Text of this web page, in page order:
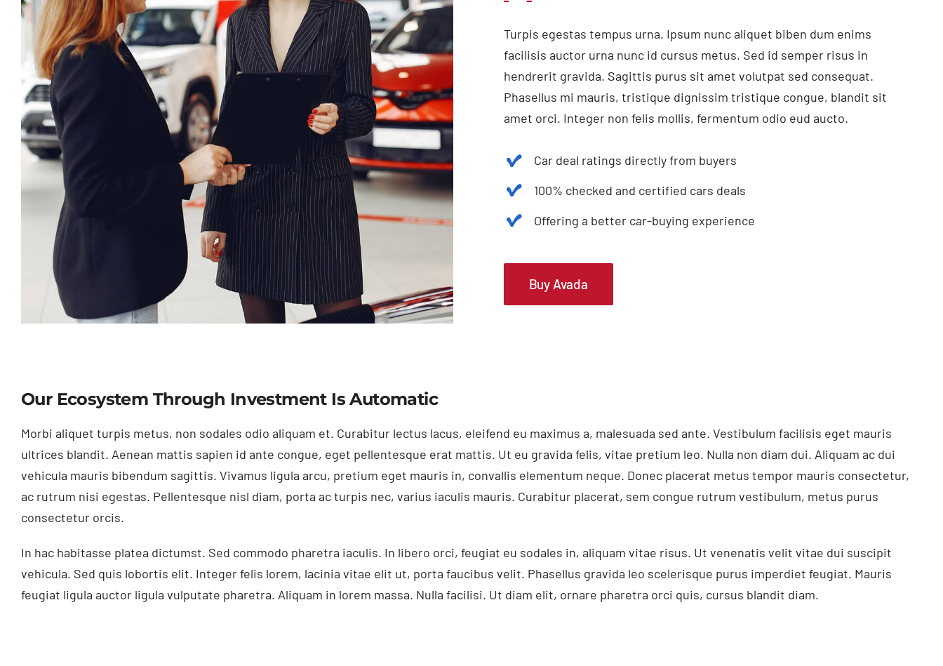
Turpis egestas tempus urna. Ipsum nunc aliquet biben dum enims
facilisis auctor urna nunc id cursus metus. Sed id semper risus in
hendrerit gravida. Sagittis purus sit amet volutpat sed consequat.
Phasellus mi mauris, tristique dignissim tristique congue, blandit sit
amet orci. Integer non felis mollis, fermentum odio eud aucto.
Car deal ratings directly from buyers
100% checked and certified cars deals
Offering a better car-buying experience
Buy Avada
Our Ecosystem Through Investment Is Automatic
Morbi aliquet turpis metus, non sodales odio aliquam et. Curabitur lectus lacus, eleifend eu maximus a, malesuada sed ante. Vestibulum facilisis eget mauris
ultrices blandit. Aenean mattis sapien id ante congue, eget pellentesque erat mattis. Ut eu gravida felis, vitae pretium leo. Nulla non diam dui. Aliquam ac dui
vehicula mauris bibendum sagittis. Vivamus ligula arcu, pretium eget mauris in, convallis elementum neque. Donec placerat metus tempor mauris consectetur,
ac rutrum nisi egestas. Pellentesque nisl diam, porta ac turpis nec, varius iaculis mauris. Curabitur placerat, sem congue rutrum vestibulum, metus purus
consectetur orcis.
In hac habitasse platea dictumst. Sed commodo pharetra iaculis. In libero orci, feugiat eu sodales in, aliquam vitae risus. Ut venenatis velit vitae dui suscipit
vehicula. Sed quis lobortis elit. Integer felis lorem, lacinia vitae elit ut, porta faucibus velit. Phasellus gravida leo scelerisque purus imperdiet feugiat. Mauris
feugiat ligula auctor ligula vulputate pharetra. Aliquam in lorem massa. Nulla facilisi. Ut diam elit, ornare pharetra orci quis, cursus blandit diam.